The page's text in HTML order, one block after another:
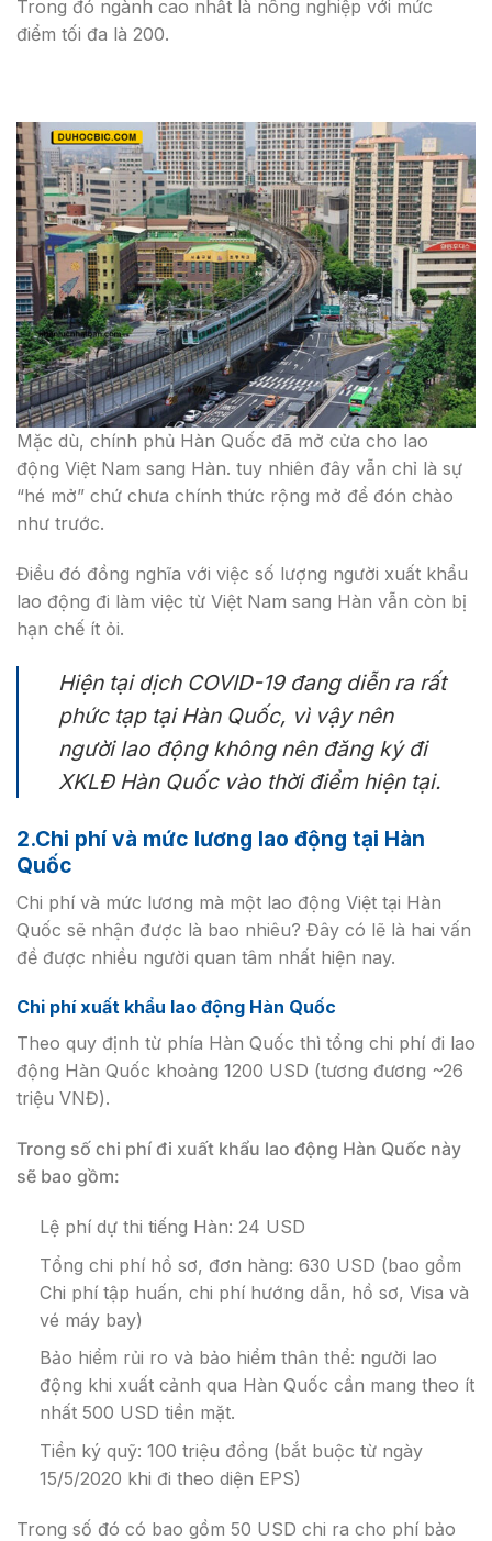
Trong đó ngành cao nhất là nông nghiệp với mức
điểm tối đa là 200.
Mặc dù, chính phủ Hàn Quốc đã mở cửa cho lao
động Việt Nam sang Hàn. tuy nhiên đây vẫn chỉ là sự
“hé mở” chứ chưa chính thức rộng mở để đón chào
như trước.
Điều đó đồng nghĩa với việc số lượng người xuất khẩu
lao động đi làm việc từ Việt Nam sang Hàn vẫn còn bị
hạn chế ít ỏi.
Hiện tại dịch COVID-19 đang diễn ra rất
phức tạp tại Hàn Quốc, vì vậy nên
người lao động không nên đăng ký đi
XKLĐ Hàn Quốc vào thời điểm hiện tại.
2.Chi phí và mức lương lao động tại Hàn
Quốc
Chi phí và mức lương mà một lao động Việt tại Hàn
Quốc sẽ nhận được là bao nhiêu? Đây có lẽ là hai vấn
đề được nhiều người quan tâm nhất hiện nay.
Chi phí xuất khẩu lao động Hàn Quốc
Theo quy định từ phía Hàn Quốc thì tổng chi phí đi lao
động Hàn Quốc khoảng 1200 USD (tương đương ~26
triệu VNĐ).
Trong số chi phí đi xuất khẩu lao động Hàn Quốc này
sẽ bao gồm:
Lệ phí dự thi tiếng Hàn: 24 USD
Tổng chi phí hồ sơ, đơn hàng: 630 USD (bao gồm
Chi phí tập huấn, chi phí hướng dẫn, hồ sơ, Visa và
vé máy bay)
Bảo hiểm rủi ro và bảo hiểm thân thể: người lao
động khi xuất cảnh qua Hàn Quốc cần mang theo ít
nhất 500 USD tiền mặt.
Tiền ký quỹ: 100 triệu đồng (bắt buộc từ ngày
15/5/2020 khi đi theo diện EPS)
Trong số đó có bao gồm 50 USD chi ra cho phí bảo